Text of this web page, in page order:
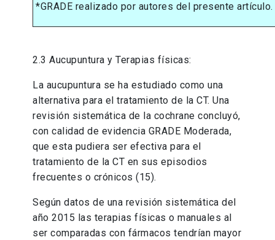
*GRADE realizado por autores del presente
2.3 Aucupuntura y Terapias físicas:
La aucupuntura se ha estudiado como una
alternativa para el tratamiento de la CT. Una
revisión sistemática de la cochrane concluyó,
con calidad de evidencia GRADE Moderada,
que esta pudiera ser efectiva para el
tratamiento de la CT en sus episodios
frecuentes o crónicos (15).
Según datos de una revisión sistemática del
año 2015 las terapias físicas o manuales al
ser comparadas con fármacos tendrían mayor